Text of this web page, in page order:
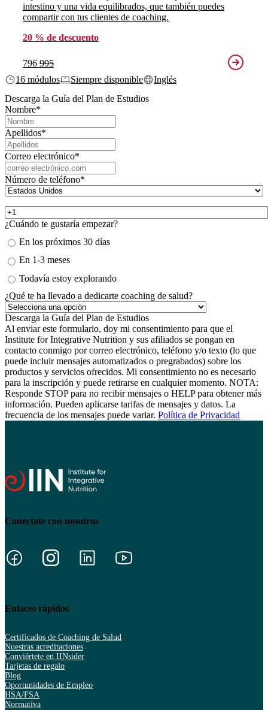
intestino y una vida equilibrados, que también puedes
compartir con tus clientes de coaching.
20 % de descuento
796 995
16 módulos
Siempre disponible
Inglés
Descarga la Guía del Plan de Estudios
Nombre*
Apellidos*
Correo electrónico*
Número de teléfono*
¿Cuándo te gustaría empezar?
En los próximos 30 días
En 1-3 meses
Todavía estoy explorando
¿Qué te ha llevado a dedicarte coaching de salud?
Al enviar este formulario, doy mi consentimiento para que el
Institute for Integrative Nutrition y sus afiliados se pongan en
contacto conmigo por correo electrónico, teléfono y/o texto (lo que
puede incluir mensajes automatizados o pregrabados) sobre los
productos y servicios ofrecidos. Mi consentimiento no es necesario
para la inscripción y puede retirarse en cualquier momento. NOTA:
Responde STOP para no recibir mensajes o HELP para obtener más
información. Pueden aplicarse tarifas de mensajes y datos. La
frecuencia de los mensajes puede variar. Política de Privacidad
Conéctate con nosotros
Enlaces rápidos
Certificados de Coaching de Salud
Nuestras acreditaciones
Conviértete en IINsider
Tarjetas de regalo
Blog
Oportunidades de Empleo
HSA/FSA
Normativa